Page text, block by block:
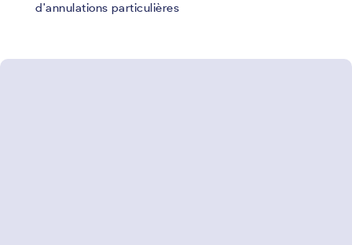
d'annulations particulières